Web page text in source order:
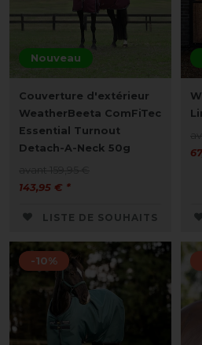
Nouveau
Couverture d'extérieur
WeatherBeeta ComFiTec
Essential Turnout
Detach-A-Neck 50g
143,95 € *
LISTE DE SOUHAITS
-10%